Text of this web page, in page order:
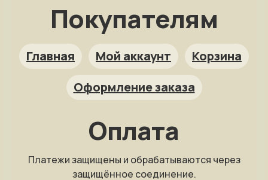
Покупателям
Главная Мой аккаунт
Корзина
Оформление заказа
Оплата
Платежи защищены и обрабатываются через
защищённое соединение.
Арт-помощница
ArtsShop.ru
Репродукция на заказ
Фото на холсте